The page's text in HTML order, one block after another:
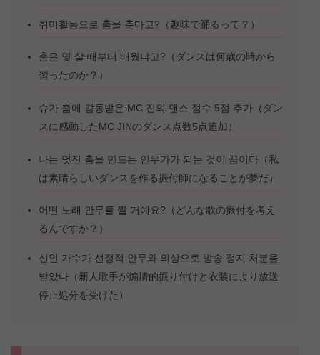
취미활동으로 춤을 춘다고?（趣味で踊るって？）
춤은 몇 살 때부터 배웠냐고?（ダンスは何歳の時から
習ったのか？）
슈가 춤에 감동받은 MC 진의 댄스 점수 5점 추가（ダン
スに感動したMC JINのダンス点数5点追加）
나는 멋진 춤을 만드는 안무가가 되는 것이 꿈이다（私
は素晴らしいダンスを作る振付師になることが夢だ）
어떤 노래 안무를 짤 거예요?（どんな歌の振付を考え
るんですか？）
신인 가수가 선정적 안무와 의상으로 방송 정지 처분을
받았다（新人歌手が煽情的振り付けと衣装により放送
停止処分を受けた）